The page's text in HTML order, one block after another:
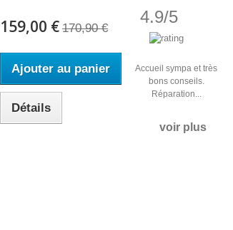
159,00 € 170,90 €
Ajouter au panier
Détails
4.9/5
Accueil sympa et très
bons conseils.
Réparation...
voir plus